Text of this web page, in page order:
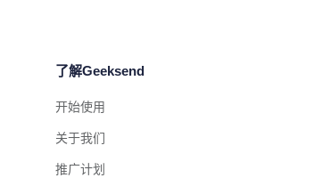
了解Geeksend
开始使用
关于我们
推广计划